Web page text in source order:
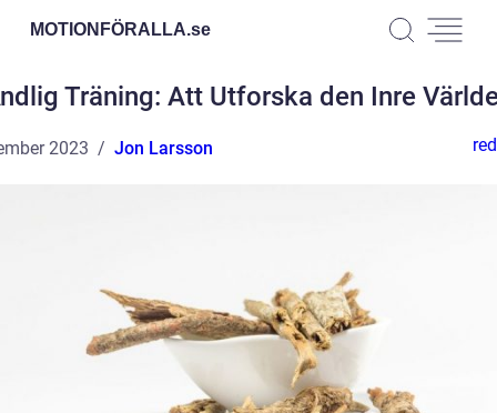
MOTIONFÖRALLA.se
Träning: Att Utforska den Inre
2023 Jon Larsson